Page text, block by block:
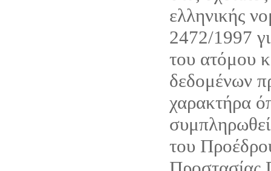
ελληνικής
2472/1997
του ατόμου
δεδομένων
χαρακτήρα
του